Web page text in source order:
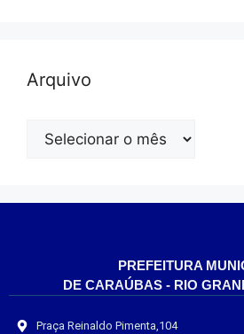
Arquivo
PREFEITURA
DE CARAÚBAS - RIO
Praça Reinaldo Pimenta,104